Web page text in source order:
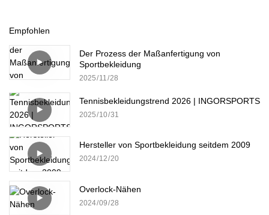
Empfohlen
Der Prozess der Maßanfertigung von
Sportbekleidung
2025 11 28
Tennisbekleidungstrend 2026 | INGORSPORTS
2025 10 31
Hersteller von Sportbekleidung seitdem 2009
2024 12 20
Overlock-Nähen
2024 09 28